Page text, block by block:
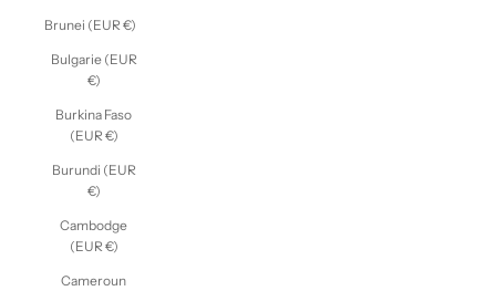
Brunei (EUR €)
Bulgarie (EUR
€)
Burkina Faso
(EUR €)
Burundi (EUR
€)
Cambodge
(EUR €)
Cameroun